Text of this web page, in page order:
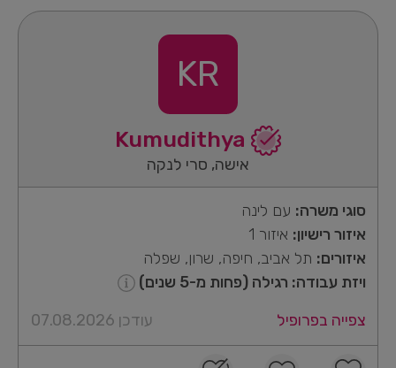
KR
אישה, סרי לנקה
סוגי משרה: עם לינה
איזור רישיון: איזור 1
איזורים: תל אביב, חיפה, שרון, שפלה
ויזת עבודה: רגילה (פחות מ-5 שנים)
צפייה בפרופיל
עודכן 07.08.2026